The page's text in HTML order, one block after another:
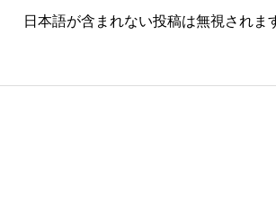
日本語が含まれない投稿は無視されま